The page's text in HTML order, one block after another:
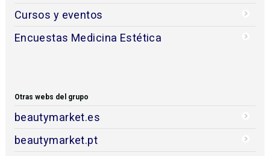
Cursos y eventos
Encuestas Medicina Estética
Otras webs del grupo
beautymarket.es
beautymarket.pt